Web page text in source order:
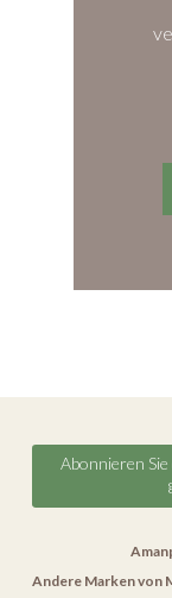
Abonnieren
Andere Marken von